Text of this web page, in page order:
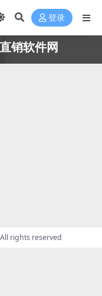
登录
销软件网
rights reserved